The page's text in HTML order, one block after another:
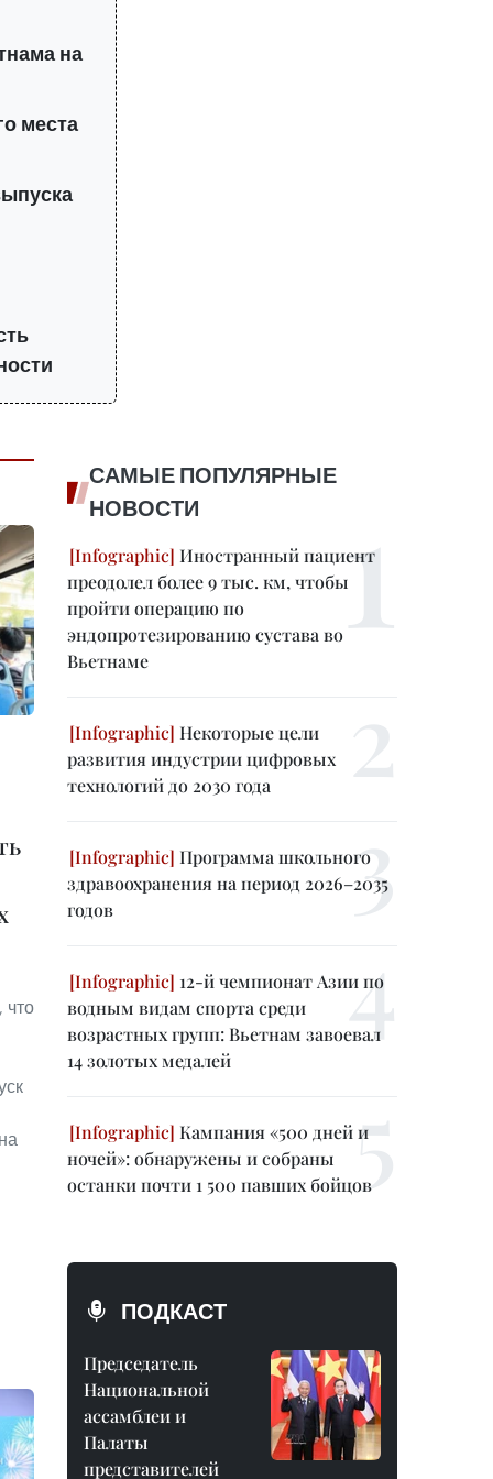
на
места
что
САМЫЕ ПОПУЛЯРНЫЕ
НОВОСТИ
Иностранный пациент
преодолел более 9 тыс. км, чтобы
пройти операцию по
эндопротезированию сустава во
Вьетнаме
Некоторые цели
развития индустрии цифровых
технологий до 2030 года
Программа школьного
здравоохранения на период 2026–2035
годов
12-й чемпионат Азии по
водным видам спорта среди
возрастных групп: Вьетнам завоевал
14 золотых медалей
Кампания «500 дней и
ночей»: обнаружены и собраны
останки почти 1 500 павших бойцов
ПОДКАСТ
Председатель
Национальной
ассамблеи и
Палаты
представителей